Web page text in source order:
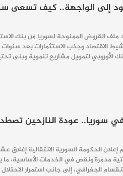
إلى الواجهة.. كيف تسعى سوريا
ملف القروض الممنوحة لسوريا من بنك
الأوروبي لتمويل مشاريع تنموية وبنى تحتية، فيما تشير تقديرات إلى أن
إعلان الحكومة السورية الانتقالية
مدمرة ونقص في الخدمات الأساسية، ما
الجغرافي، إلى جانب استمرار